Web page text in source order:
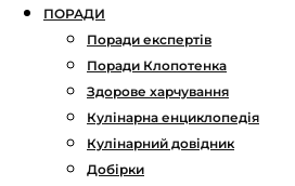
ПОРАДИ
Поради експертів
Поради Клопотенка
Здорове харчування
Кулінарна енциклопедія
Кулінарний довідник
Добірки